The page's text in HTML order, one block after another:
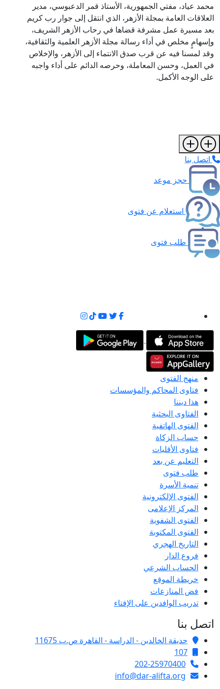
محمد عياد، مفتي الجمهورية، الأستاذ قمر الدعبوسي، مدير
العلاقات العامة بمجلة الأزهر، الذي انتقل إلى جوار رب كريم
بعد مسيرة عمل مشرفة قضاها في رحاب الأزهر الشريف،
وإسهامٍ مخلص في أداء رسالة مجلة الأزهر العلمية والثقافية،
وقد لمسنا فيه عن قرب صدق الانتماء إلى الأزهر، والإخلاص
في العمل، وحسن المعاملة، وحرصه الدائم على أداء واجبه
على الوجه الأكمل.
اتصل بنا
حجز موعد
استعلام عن فتوى
طلب فتوى
منهج الفتوى
فتاوى المحاكم والمؤسسات
هذا ديننا
الفتاوى البحثية
الفتوى الهاتفية
حساب الزكاة
فتاوى الأقليات
التعليم عن بعد
طلب فتوى
تنمية الأسرة
الفتوى الإلكترونية
المركز الإعلامى
الفتوى الشفوية
الفتوى المكتوبة
التاريخ الهجري
فروع الدار
الحساب الشرعي
خريطة الموقع
فض المنازعات
تدريب الوافدين على الإفتاء
اتصل بنا
حديقة الخالدين - الدراسة - القاهرة ص.ب 11675
107
202-25970400
info@dar-alifta.org